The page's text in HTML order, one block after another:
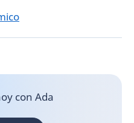
con Ada